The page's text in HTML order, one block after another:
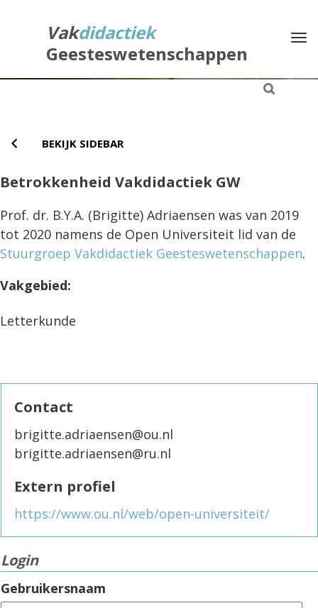
Vakdidactiek
Geesteswetenschappen
BEKIJK SIDEBAR
Betrokkenheid Vakdidactiek GW
Prof. dr. B.Y.A. (Brigitte) Adriaensen was van 2019
tot 2020 namens de Open Universiteit lid van de
Stuurgroep Vakdidactiek Geesteswetenschappen.
Vakgebied:
Letterkunde
Contact
brigitte.adriaensen@ou.nl
brigitte.adriaensen@ru.nl
Extern profiel
https://www.ou.nl/web/open-universiteit/
Login
Gebruikersnaam